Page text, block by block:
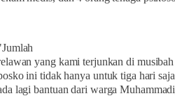
yang kami terjunkan di
ini tidak hanya untuk tiga hari
lagi bantuan dari warga